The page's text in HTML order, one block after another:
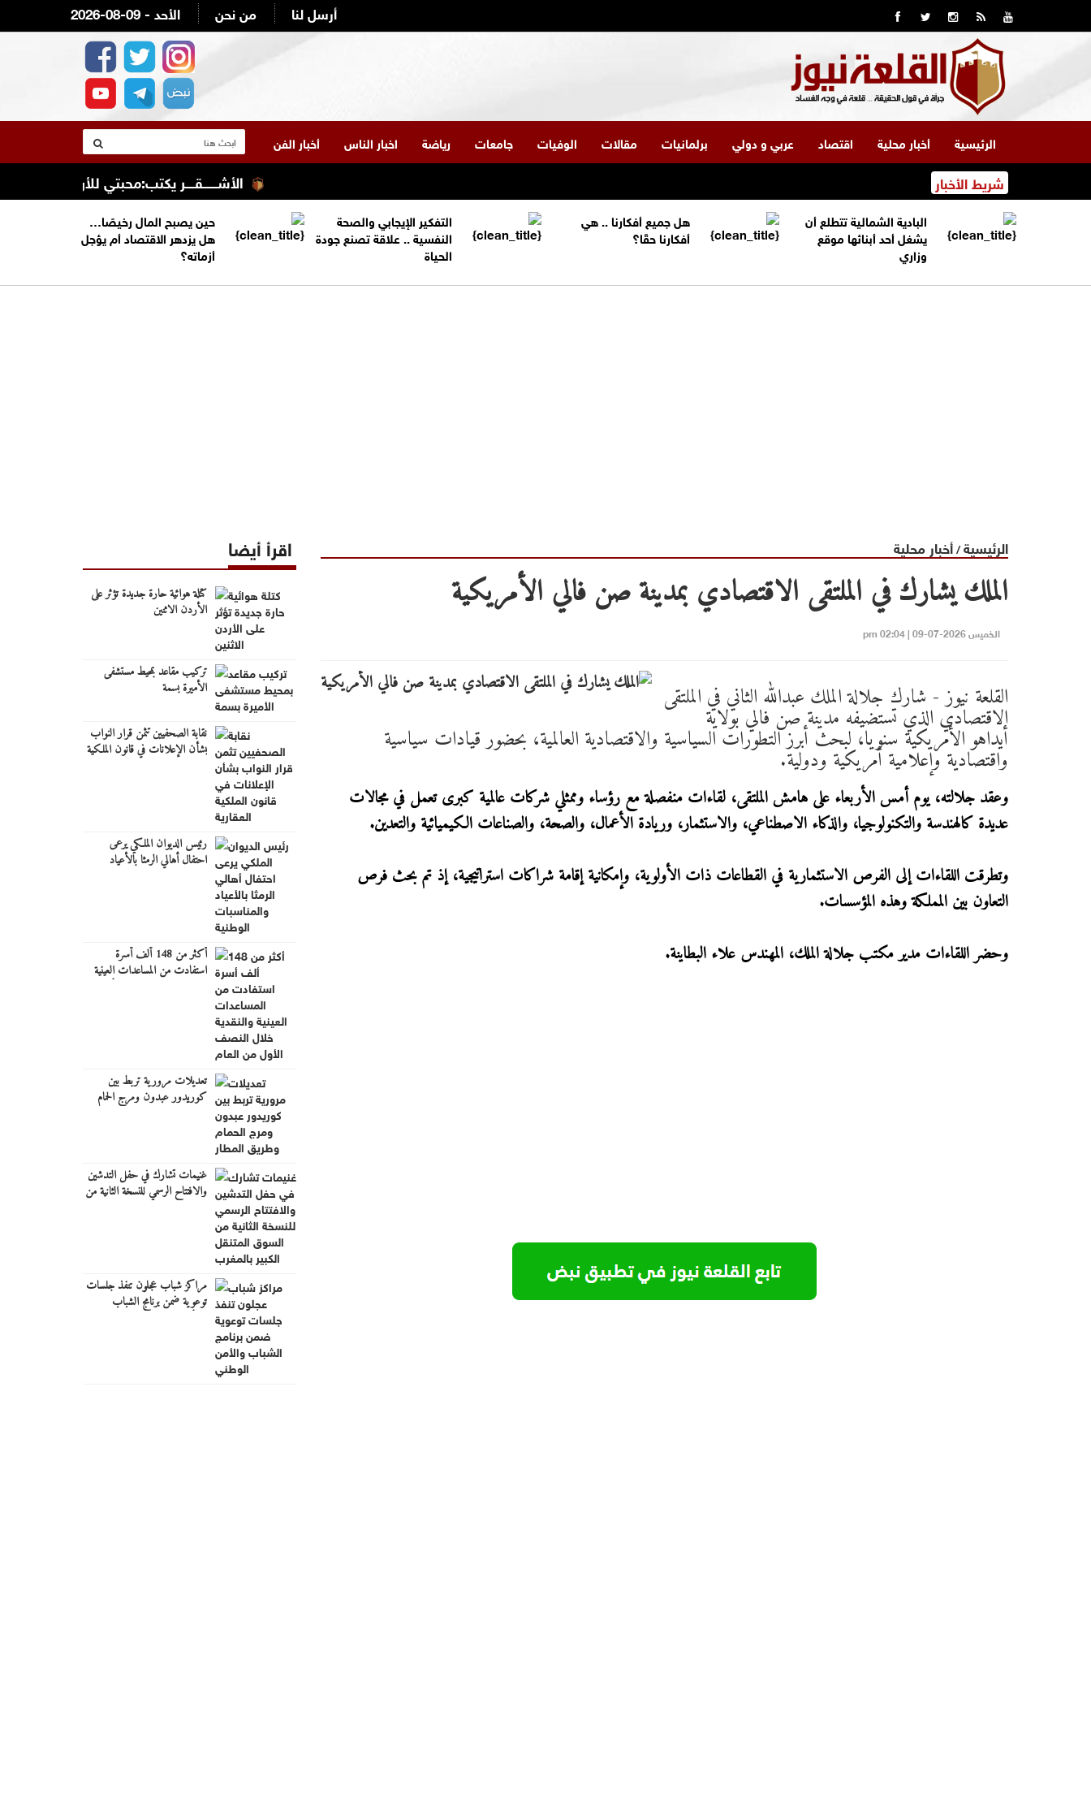
2026-08-09 - الأحد من نحن أرسل لنا
الرئيسية أخبار محلية اقتصاد عربي و دولي برلمانيات مقالات الوفيات جامعات رياضة اخبار الناس أخبار الفن
شريط الأخبار الأشــــــقــــر يكتب:محبتي للأردن
البادية الشمالية تتطلع أن
يشغل أحد أبنائها موقع
وزاري
هل جميع أفكارنا .. هي
أفكارنا حقًا؟
التفكير الإيجابي والصحة
النفسية .. علاقة تصنع جودة
الحياة
حين يصبح المال رخيصًا…
هل يزدهر الاقتصاد أم يؤجل
أزماته؟
الرئيسية/أخبار محلية
الملك يشارك في الملتقى الاقتصادي بمدينة صن فالي الأمريكية
الخميس 2026-07-09 | 02:04 pm
القلعة نيوز - شارك جلالة الملك عبدﷲ الثاني في الملتقى
الاقتصادي الذي تستضيفه مدينة صن فالي بولاية
أيداهو الأمريكية سنويا، لبحث أبرز التطورات السياسية والاقتصادية العالمية، بحضور قيادات سياسية
واقتصادية وإعلامية أمريكية ودولية.
وعقد جلالته، يوم أمس الأربعاء على هامش الملتقى، لقاءات منفصلة مع رؤساء وممثلي شركات عالمية كبرى تعمل في مجالات
عديدة كالهندسة والتكنولوجيا، والذكاء الاصطناعي، والاستثمار، وريادة الأعمال، والصحة، والصناعات الكيميائية والتعدين.
وتطرقت اللقاءات إلى الفرص الاستثمارية في القطاعات ذات الأولوية، وإمكانية إقامة شراكات استراتيجية، إذ تم بحث فرص
التعاون بين المملكة وهذه المؤسسات.
وحضر اللقاءات مدير مكتب جلالة الملك، المهندس علاء البطاينة.
اقرأ أيضا
كتلة هوائية حارة جديدة تؤثر على
الأردن الاثنين
تركيب مقاعد بمحيط مستشفى
الأميرة بسمة
نقابة الصحفيين تثمن قرار النواب
بشأن الإعلانات في قانون الملكية
رئيس الديوان الملكي يرعى
احتفال أهالي الرمثا بالأعياد
أكثر من 148 ألف أسرة
استفادت من المساعدات العينية
تعديلات مرورية تربط بين
كوريدور عبدون ومرج الحمام
غنيمات تشارك في حفل التدشين
والافتتاح الرسمي للنسخة الثانية من
مراكز شباب عجلون تنفذ جلسات
توعوية ضمن برنامج الشباب